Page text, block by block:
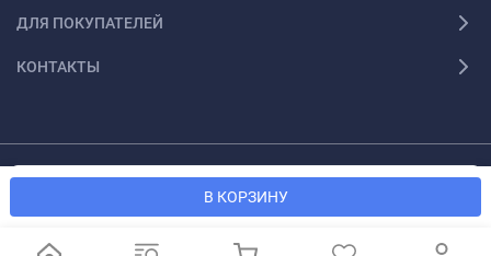
В КОРЗИНУ
ДЛЯ ПОКУПАТЕЛЕЙ
КОНТАКТЫ